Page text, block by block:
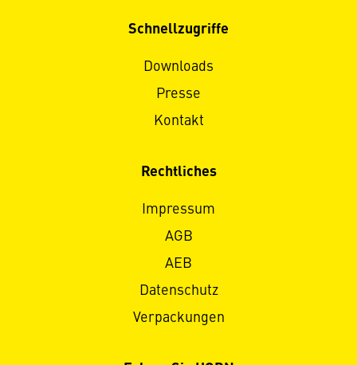
Schnellzugriffe
Downloads
Presse
Kontakt
Rechtliches
Impressum
AGB
AEB
Datenschutz
Verpackungen